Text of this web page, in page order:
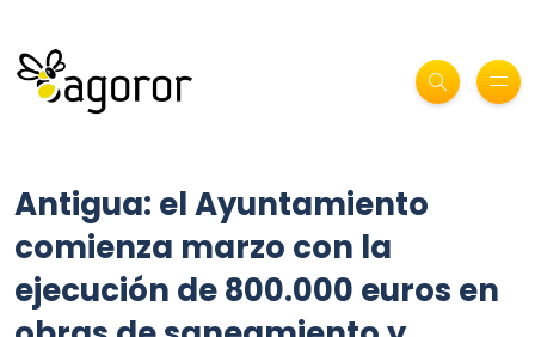
Antigua: el Ayuntamiento
comienza marzo con la
ejecución de 800.000 euros en